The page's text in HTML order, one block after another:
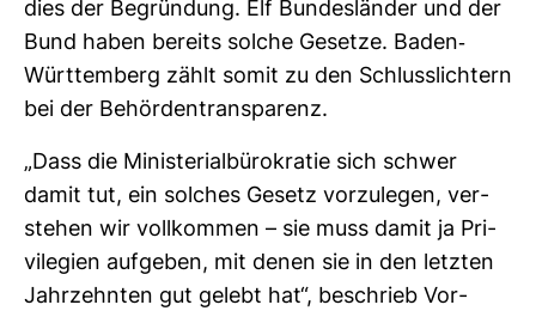
dies der Begrün­dung. Elf Bun­des­länder und der
Bund haben bereits solche Gesetze. Baden-​
Würt­tem­berg zählt somit zu den Schluss­lich­tern
bei der Behör­den­trans­pa­renz.
„Dass die Minis­te­ri­al­bü­ro­kratie sich schwer
damit tut, ein sol­ches Gesetz vor­zu­legen, ver­
stehen wir voll­kommen – sie muss damit ja Pri­
vi­le­gien auf­geben, mit denen sie in den letzten
Jahr­zehnten gut gelebt hat“, beschrieb Vor­